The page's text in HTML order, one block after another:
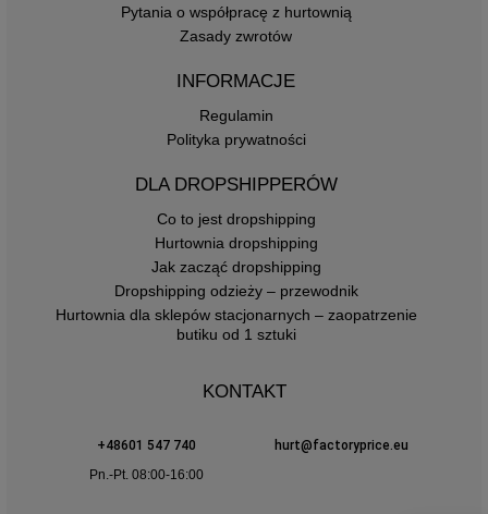
Pytania o współpracę z hurtownią
Zasady zwrotów
INFORMACJE
Regulamin
Polityka prywatności
DLA DROPSHIPPERÓW
Co to jest dropshipping
Hurtownia dropshipping
Jak zacząć dropshipping
Dropshipping odzieży – przewodnik
Hurtownia dla sklepów stacjonarnych – zaopatrzenie
butiku od 1 sztuki
KONTAKT
+48601 547 740
hurt@factoryprice.eu
Pn.-Pt. 08:00-16:00